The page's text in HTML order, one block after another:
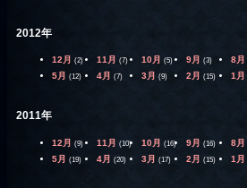
2012年
12月 (2) 11月 (7) 10月 (5) 9月 (3) 8月
5月 (12) 4月 (7) 3月 (9) 2月 (15) 1月
2011年
12月 (9) 11月 (10) 10月 (16) 9月 (16) 8月
5月 (19) 4月 (20) 3月 (17) 2月 (15) 1月